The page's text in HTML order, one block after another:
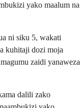
yako maalum na
ni siku 5, wakati
kuhitaji dozi moja
zaidi yanaweza
dalili zako